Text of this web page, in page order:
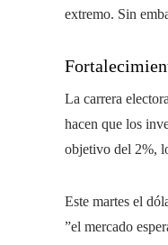
extremo. Sin
La carrera
hacen que los
objetivo del 2%,
Este martes el
”el mercado